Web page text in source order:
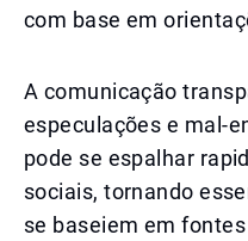
com base em
A comunicação
especulações e mal-
pode se espalhar
sociais, tornando
se baseiem em